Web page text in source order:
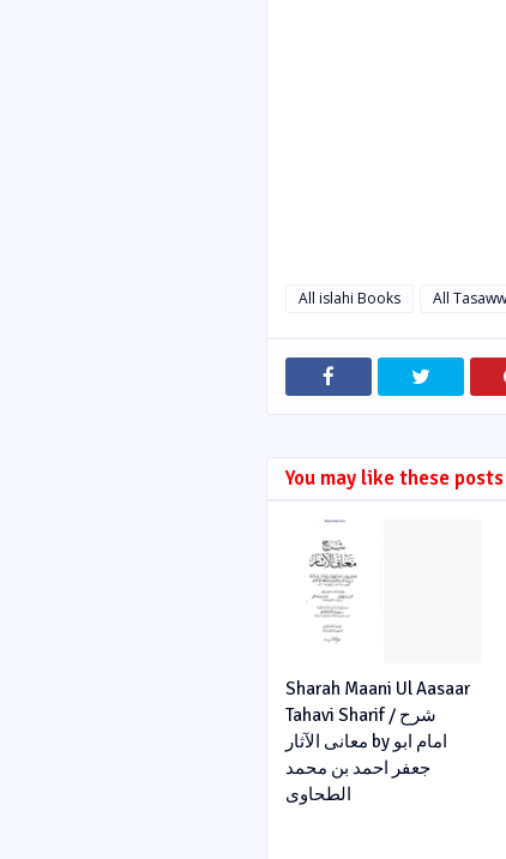
All islahi Books All
You may like these posts
Sharah Maani Ul Aasaar
Tahavi Sharif / شرح
معانی الآثار by امام ابو
جعفر احمد بن محمد
الطحاوی